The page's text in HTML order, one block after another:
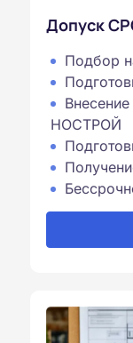
Допуск
Подбор
НОСТРОЙ